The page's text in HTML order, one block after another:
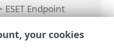
ESET Endpoint
>
hoiatused>
your cookies